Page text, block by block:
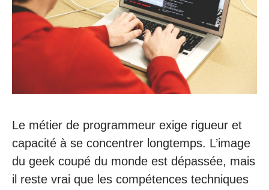
Le métier de programmeur exige rigueur et
capacité à se concentrer longtemps. L’image
du geek coupé du monde est dépassée, mais
il reste vrai que les compétences techniques